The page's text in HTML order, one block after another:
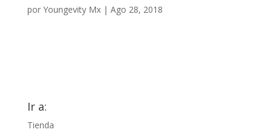
por Youngevity Mx| Ago 28, 2018
Ir a:
Tienda